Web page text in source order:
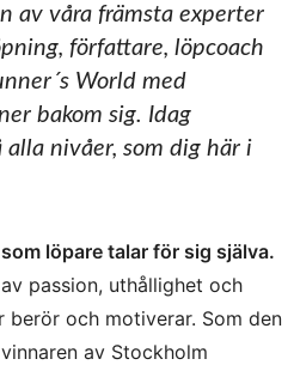
av våra främsta experter
författare, löpcoach
World med
bakom sig. Idag
nivåer, som dig här i
löpare talar för sig själva.
passion, uthållighet och
berör och motiverar. Som den
av Stockholm